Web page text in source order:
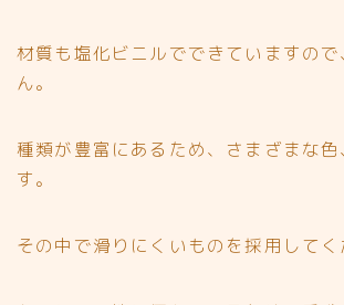
材質も塩化ビニルでできていますの
ん。
種類が豊富にあるため、さまざまな
す。
その中で滑りにくいものを採用してく